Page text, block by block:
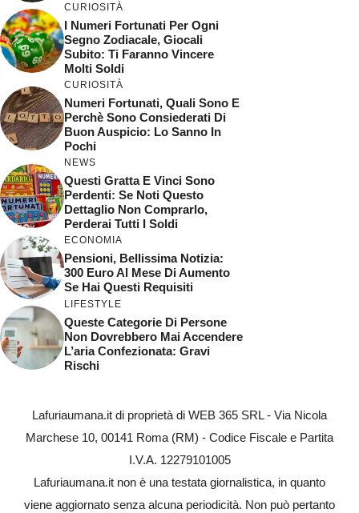
CURIOSITÀ
I Numeri Fortunati Per Ogni
Segno Zodiacale, Giocali
Subito: Ti Faranno Vincere
Molti Soldi
CURIOSITÀ
Numeri Fortunati, Quali Sono E
Perchè Sono Consiederati Di
Buon Auspicio: Lo Sanno In
Pochi
NEWS
Questi Gratta E Vinci Sono
Perdenti: Se Noti Questo
Dettaglio Non Comprarlo,
Perderai Tutti I Soldi
ECONOMIA
Pensioni, Bellissima Notizia:
300 Euro Al Mese Di Aumento
Se Hai Questi Requisiti
LIFESTYLE
Queste Categorie Di Persone
Non Dovrebbero Mai Accendere
L’aria Confezionata: Gravi
Rischi
Lafuriaumana.it di proprietà di WEB 365 SRL - Via Nicola
Marchese 10, 00141 Roma (RM) - Codice Fiscale e Partita
I.V.A. 12279101005
Lafuriaumana.it non è una testata giornalistica, in quanto
viene aggiornato senza alcuna periodicità. Non può pertanto